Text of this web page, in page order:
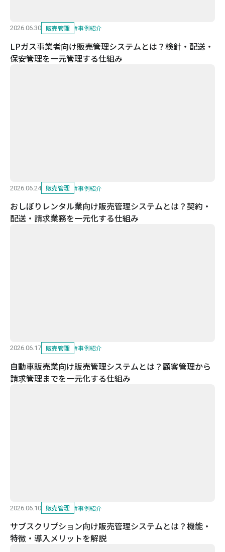
2026.06.30 販売管理 #事例紹介
LPガス事業者向け販売管理システムとは？検針・配送・
保安管理を一元管理する仕組み
2026.06.24 販売管理 #事例紹介
おしぼりレンタル業向け販売管理システムとは？契約・
配送・請求業務を一元化する仕組み
2026.06.17 販売管理 #事例紹介
自動車販売業向け販売管理システムとは？顧客管理から
請求管理までを一元化する仕組み
2026.06.10 販売管理 #事例紹介
サブスクリプション向け販売管理システムとは？機能・
特徴・導入メリットを解説